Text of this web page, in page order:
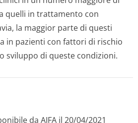
quelli in trattamento con
la maggior parte di questi
in pazienti con fattori di rischio
sviluppo di queste condizioni.
da AIFA il 20/04/2021